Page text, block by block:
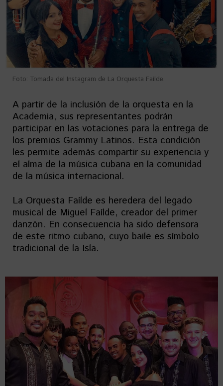
Foto: Tomada del Instagram de La Orquesta Faílde.
A partir de la inclusión de la orquesta en la
Academia, sus representantes podrán
participar en las votaciones para la entrega de
los premios Grammy Latinos. Esta condición
les permite además compartir su experiencia y
el alma de la música cubana en la comunidad
de la música internacional.
La Orquesta Faílde es heredera del legado
musical de Miguel Faílde, creador del primer
danzón. En consecuencia ha sido defensora
de este ritmo cubano, cuyo baile es símbolo
tradicional de la Isla.